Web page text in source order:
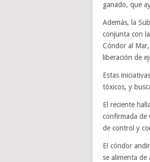
ganado, que
Además, la
conjunta con
Cóndor al
liberación de
Estas
tóxicos, y
El reciente
confirmada de
de control y
El cóndor
se alimenta de